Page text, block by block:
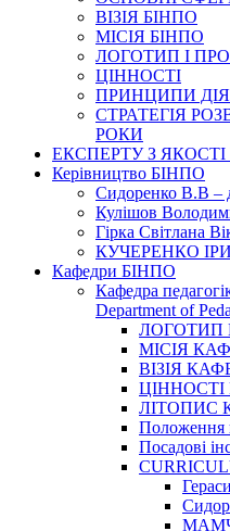
ВІЗІЯ БІНПО
МІСІЯ БІНПО
ЛОГОТИП І
ЦІННОСТІ
ПРИНЦИПИ
СТРАТЕГІЯ
РОКИ
ЕКСПЕРТУ З
Керівництво БІНПО
Сидоренко В.В –
Кулішов
Гірка Світлана
КУЧЕРЕНКО
Кафедри БІНПО
Кафедра
Department of
ЛОГОТИП
МІСІЯ
ВІЗІЯ
ЛІТОПИС
Положення
Посадові